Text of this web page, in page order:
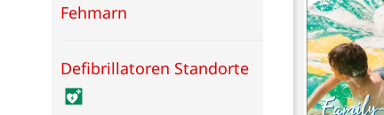
Fehmarn
Defibrillatoren Standorte